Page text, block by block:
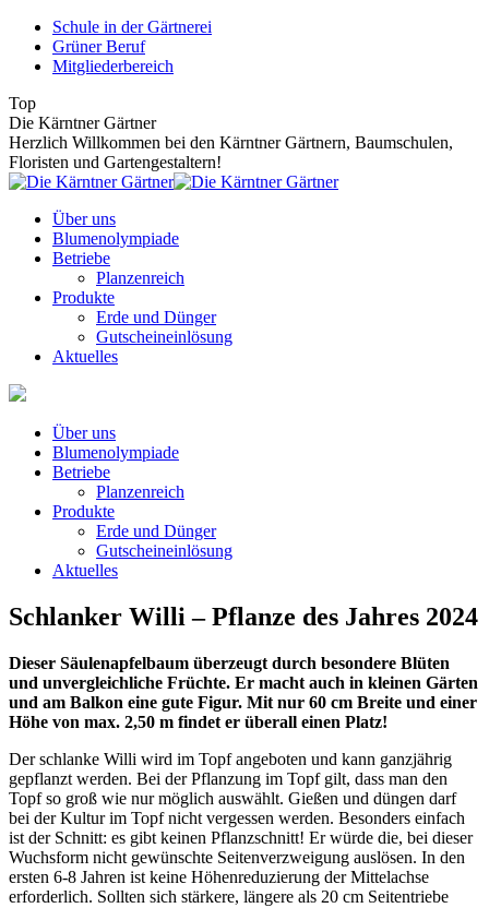
Zum
Inhalt
springen
Schule in der Gärtnerei
Grüner Beruf
Mitgliederbereich
Top
Die Kärntner Gärtner
Herzlich Willkommen bei den Kärntner Gärtnern, Baumschulen,
Floristen und Gartengestaltern!
Über uns
Blumenolympiade
Betriebe
Planzenreich
Produkte
Erde und Dünger
Gutscheineinlösung
Aktuelles
Über uns
Blumenolympiade
Betriebe
Planzenreich
Produkte
Erde und Dünger
Gutscheineinlösung
Aktuelles
Schlanker Willi – Pflanze des Jahres 2024
Dieser Säulenapfelbaum überzeugt durch besondere Blüten
und unvergleichliche Früchte. Er macht auch in kleinen Gärten
und am Balkon eine gute Figur. Mit nur 60 cm Breite und einer
Höhe von max. 2,50 m findet er überall einen Platz!
Der schlanke Willi wird im Topf angeboten und kann ganzjährig
gepflanzt werden. Bei der Pflanzung im Topf gilt, dass man den
Topf so groß wie nur möglich auswählt. Gießen und düngen darf
bei der Kultur im Topf nicht vergessen werden. Besonders einfach
ist der Schnitt: es gibt keinen Pflanzschnitt! Er würde die, bei dieser
Wuchsform nicht gewünschte Seitenverzweigung auslösen. In den
ersten 6-8 Jahren ist keine Höhenreduzierung der Mittelachse
erforderlich. Sollten sich stärkere, längere als 20 cm Seitentriebe